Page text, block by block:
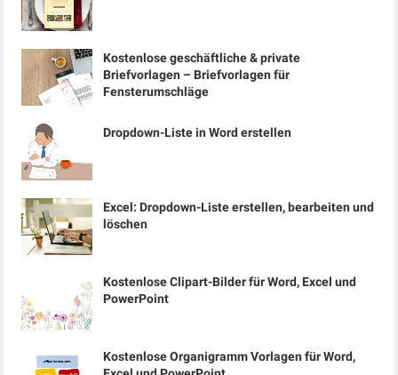
Kostenlose geschäftliche & private
Briefvorlagen – Briefvorlagen für
Fensterumschläge
Dropdown-Liste in Word erstellen
Excel: Dropdown-Liste erstellen, bearbeiten und
löschen
Kostenlose Clipart-Bilder für Word, Excel und
PowerPoint
Kostenlose Organigramm Vorlagen für Word,